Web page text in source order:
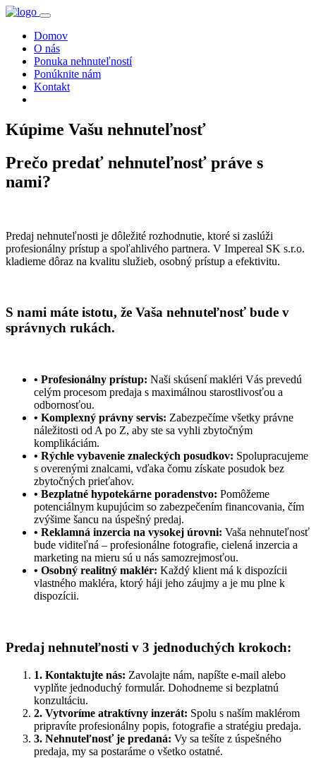
Domov
O nás
Ponuka nehnuteľností
Ponúknite nám
Kontakt
Kúpime Vašu nehnuteľnosť
Prečo predať nehnuteľnosť práve s
nami?
Predaj nehnuteľnosti je dôležité rozhodnutie, ktoré si zaslúži
profesionálny prístup a spoľahlivého partnera. V Impereal SK s.r.o.
kladieme dôraz na kvalitu služieb, osobný prístup a efektivitu.
S nami máte istotu, že Vaša nehnuteľnosť bude v
správnych rukách.
• Profesionálny prístup: Naši skúsení makléri Vás prevedú
celým procesom predaja s maximálnou starostlivosťou a
odbornosťou.
• Komplexný právny servis: Zabezpečíme všetky právne
náležitosti od A po Z, aby ste sa vyhli zbytočným
komplikáciám.
• Rýchle vybavenie znaleckých posudkov: Spolupracujeme
s overenými znalcami, vďaka čomu získate posudok bez
zbytočných prieťahov.
• Bezplatné hypotekárne poradenstvo: Pomôžeme
potenciálnym kupujúcim so zabezpečením financovania, čím
zvýšime šancu na úspešný predaj.
• Reklamná inzercia na vysokej úrovni: Vaša nehnuteľnosť
bude viditeľná – profesionálne fotografie, cielená inzercia a
marketing na mieru sú u nás samozrejmosťou.
• Osobný realitný maklér: Každý klient má k dispozícii
vlastného makléra, ktorý háji jeho záujmy a je mu plne k
dispozícii.
Predaj nehnuteľnosti v 3 jednoduchých krokoch:
1. Kontaktujte nás: Zavolajte nám, napíšte e-mail alebo
vyplňte jednoduchý formulár. Dohodneme si bezplatnú
konzultáciu.
2. Vytvoríme atraktívny inzerát: Spolu s naším maklérom
pripravíte profesionálny popis, fotografie a stratégiu predaja.
3. Nehnuteľnosť je predaná: Vy sa tešíte z úspešného
predaja, my sa postaráme o všetko ostatné.